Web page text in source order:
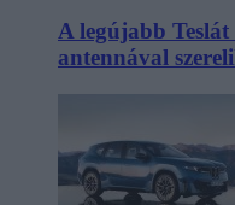
A legújabb
antennával